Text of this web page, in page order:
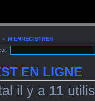
• M’ENREGISTRER
EN LIGNE
il y a 11